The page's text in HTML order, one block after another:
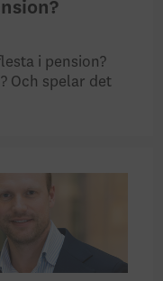
i pension?
Och spelar det